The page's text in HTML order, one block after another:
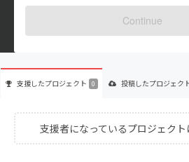
Continue
出身国：日本 出身地：兵庫県
支援したプロジェクト 0 投稿したプロジェク
支援者になっているプロジェクト